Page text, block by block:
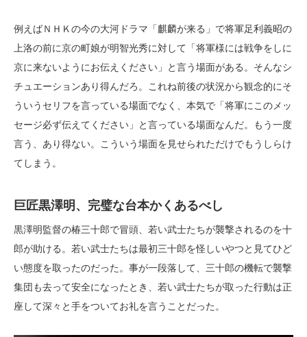
例えばＮＨＫの今の大河ドラマ「麒麟が来る」で将軍足利義昭の
上洛の前に京の町娘が明智光秀に対して「将軍様には戦争をしに
京に来ないようにお伝えください」と言う場面がある。そんなシ
チュエーションあり得んだろ。これね前後の状況から観念的にそ
ういうセリフを言っている場面でなく、本気で「将軍にこのメッ
セージ必ず伝えてください」と言っている場面なんだ。もう一度
言う、あり得ない。こういう場面を見せられただけでもうしらけ
てしまう。
巨匠黒澤明、完璧な台本かくあるべし
黒澤明監督の椿三十郎で冒頭、若い武士たちが襲撃されるのを十
郎が助ける。若い武士たちは最初三十郎を怪しいやつと見てひど
い態度を取ったのだった。事が一段落して、三十郎の機転で襲撃
集団も去って安全になったとき、若い武士たちが取った行動は正
座して深々と手をついてお礼を言うことだった。